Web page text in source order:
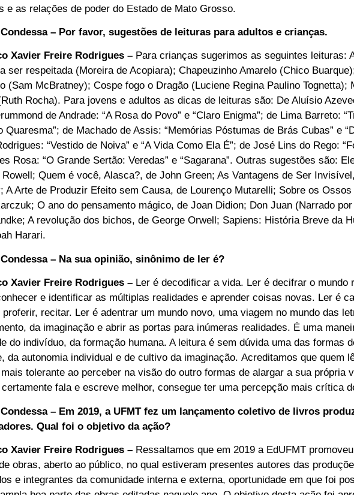
e as relações de poder do Estado de Mato Grosso.
– Por favor, sugestões de leituras para adultos e crianças.
Xavier Freire Rodrigues – Para crianças sugerimos as seguintes leituras:
ser respeitada (Moreira de Acopiara); Chapeuzinho Amarelo (Chico
(Sam McBratney); Cospe fogo o Dragão (Luciene Regina Paulino Tognetta);
Rocha). Para jovens e adultos as dicas de leituras são: De Aluísio
de Andrade: “A Rosa do Povo” e “Claro Enigma”; de Lima Barreto:
Quaresma”; de Machado de Assis: “Memórias Póstumas de Brás Cubas” e
“Vestido de Noiva” e “A Vida Como Ela É”; de José Lins do Rego:
Rosa: “O Grande Sertão: Veredas” e “Sagarana”. Outras sugestões são:
Rowell; Quem é você, Alasca?, de John Green; As Vantagens de Ser
A Arte de Produzir Efeito sem Causa, de Lourenço Mutarelli; Sobre os
O ano do pensamento mágico, de Joan Didion; Don Juan (Narrado
A revolução dos bichos, de George Orwell; Sapiens: História Breve da
Harari.
– Na sua opinião, sinônimo de ler é?
Xavier Freire Rodrigues – Ler é decodificar a vida. Ler é decifrar o mundo
e identificar as múltiplas realidades e aprender coisas novas. Ler é
recitar. Ler é adentrar um mundo novo, uma viagem no mundo das
da imaginação e abrir as portas para inúmeras realidades. É uma
do indivíduo, da formação humana. A leitura é sem dúvida uma das formas
da autonomia individual e de cultivo da imaginação. Acreditamos que quem
tolerante ao perceber na visão do outro formas de alargar a sua própria
fala e escreve melhor, consegue ter uma percepção mais crítica
– Em 2019, a UFMT fez um lançamento coletivo de livros
Qual foi o objetivo da ação?
Xavier Freire Rodrigues – Ressaltamos que em 2019 a EdUFMT
obras, aberto ao público, no qual estiveram presentes autores das
e integrantes da comunidade interna e externa, oportunidade em que foi